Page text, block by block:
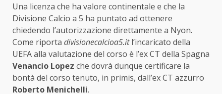
Una licenza che ha valore continentale e che la
Divisione Calcio a 5 ha puntato ad ottenere
chiedendo l’autorizzazione direttamente a Nyon.
Come riporta divisionecalcioa5.itl’incaricato della
UEFA alla valutazione del corso è l’ex CT della Spagna
Venancio Lopez che dovrà dunque certificare la
bontà del corso tenuto, in primis, dall’ex CT azzurro
Roberto Menichelli.